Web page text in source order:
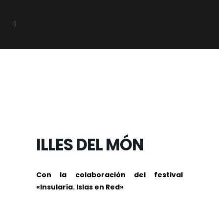
ILLES DEL MÓN
Con la colaboración del festival
«Insularia. Islas en Red»